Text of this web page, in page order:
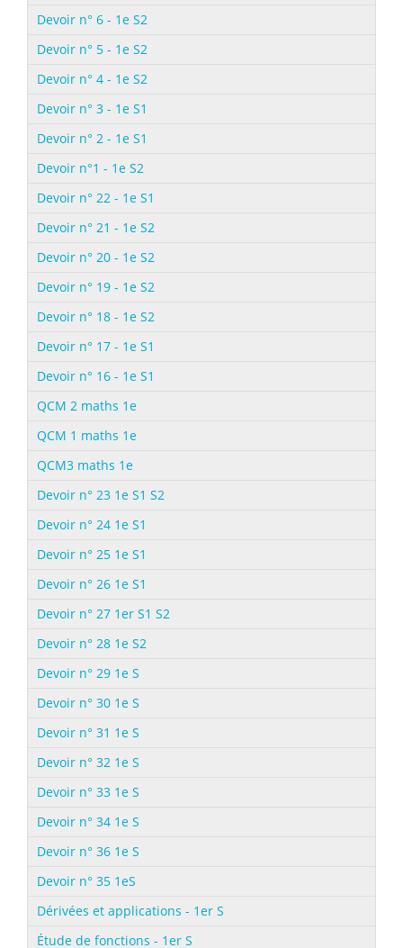
Devoir n° 6 - 1e S2
Devoir n° 5 - 1e S2
Devoir n° 4 - 1e S2
Devoir n° 3 - 1e S1
Devoir n° 2 - 1e S1
Devoir n°1 - 1e S2
Devoir n° 22 - 1e S1
Devoir n° 21 - 1e S2
Devoir n° 20 - 1e S2
Devoir n° 19 - 1e S2
Devoir n° 18 - 1e S2
Devoir n° 17 - 1e S1
Devoir n° 16 - 1e S1
QCM 2 maths 1e
QCM 1 maths 1e
QCM3 maths 1e
Devoir n° 23 1e S1 S2
Devoir n° 24 1e S1
Devoir n° 25 1e S1
Devoir n° 26 1e S1
Devoir n° 27 1er S1 S2
Devoir n° 28 1e S2
Devoir n° 29 1e S
Devoir n° 30 1e S
Devoir n° 31 1e S
Devoir n° 32 1e S
Devoir n° 33 1e S
Devoir n° 34 1e S
Devoir n° 36 1e S
Devoir n° 35 1eS
Dérivées et applications - 1er S
Étude de fonctions - 1er S